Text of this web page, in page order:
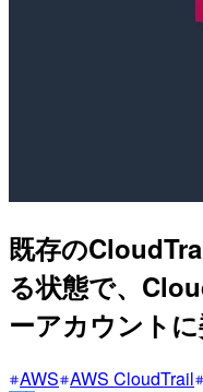
既存の
る状態で、
ーアカウント
AWS AWS CloudTrail